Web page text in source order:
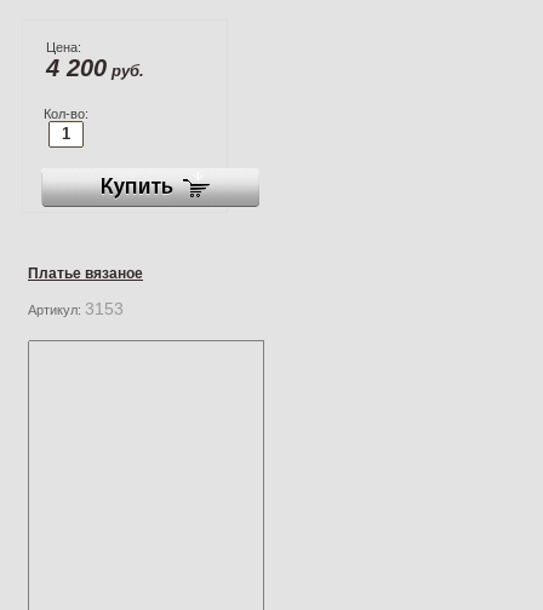
Цена:
4 200 руб.
Кол-во:
Платье вязаное
Артикул: 3153